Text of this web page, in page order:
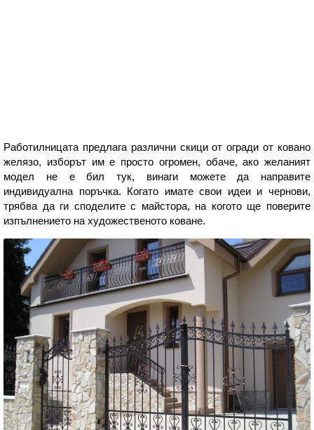
Работилницата предлага различни скици от огради от ковано
желязо, изборът им е просто огромен, обаче, ако желаният
модел не е бил тук, винаги можете да направите
индивидуална поръчка. Когато имате свои идеи и чернови,
трябва да ги споделите с майстора, на когото ще поверите
изпълнението на художественото коване.